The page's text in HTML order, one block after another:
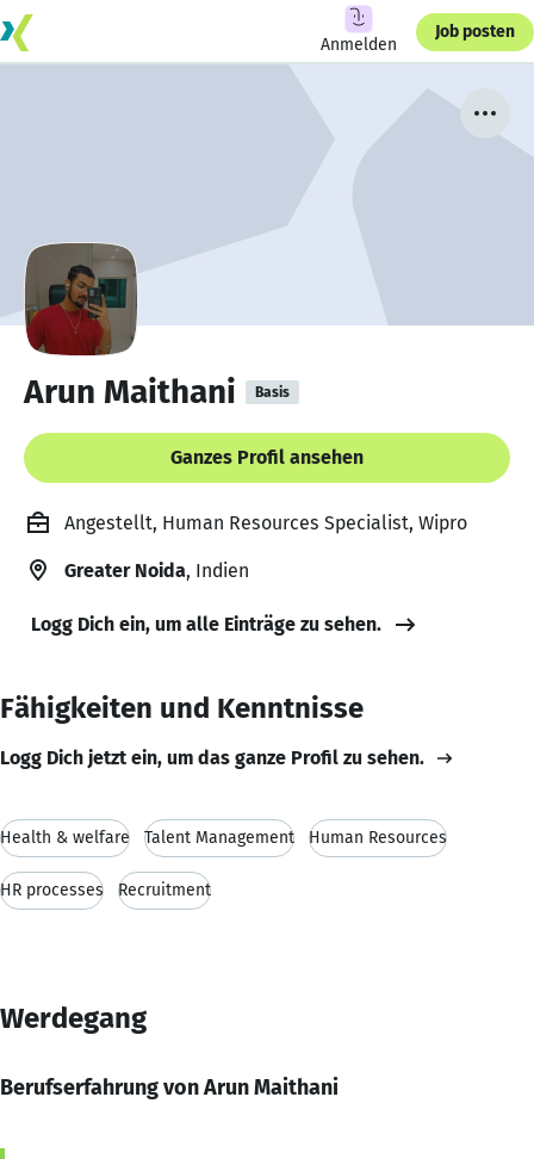
Anmelden
Job posten
Arun Maithani Basis
Ganzes Profil ansehen
Angestellt, Human Resources Specialist, Wipro
Greater Noida, Indien
Logg Dich ein, um alle Einträge zu sehen.
Fähigkeiten und Kenntnisse
Logg Dich jetzt ein, um das ganze Profil zu sehen.
Health & welfare Talent Management Human Resources
HR processes Recruitment
Werdegang
Berufserfahrung von Arun Maithani